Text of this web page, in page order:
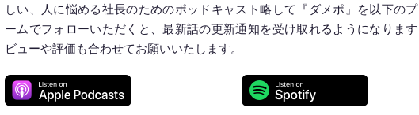
しい、人に悩める社長のためのポッドキャスト略して『ダメポ』を以下の
ームでフォローいただくと、最新話の更新通知を受け取れるようになりま
ビューや評価も合わせてお願いいたします。